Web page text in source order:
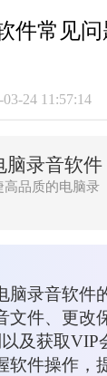
件常见问
24 11:57:14
脑录音软件
高品质的电脑录
脑录音软件
文件、更改
及获取VIP
软件操作，